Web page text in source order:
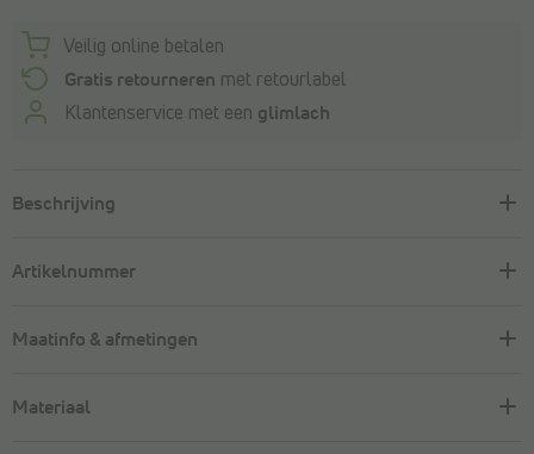
Veilig online betalen
Gratis retourneren met retourlabel
Klantenservice met een glimlach
Beschrijving
Artikelnummer
Maatinfo & afmetingen
Materiaal